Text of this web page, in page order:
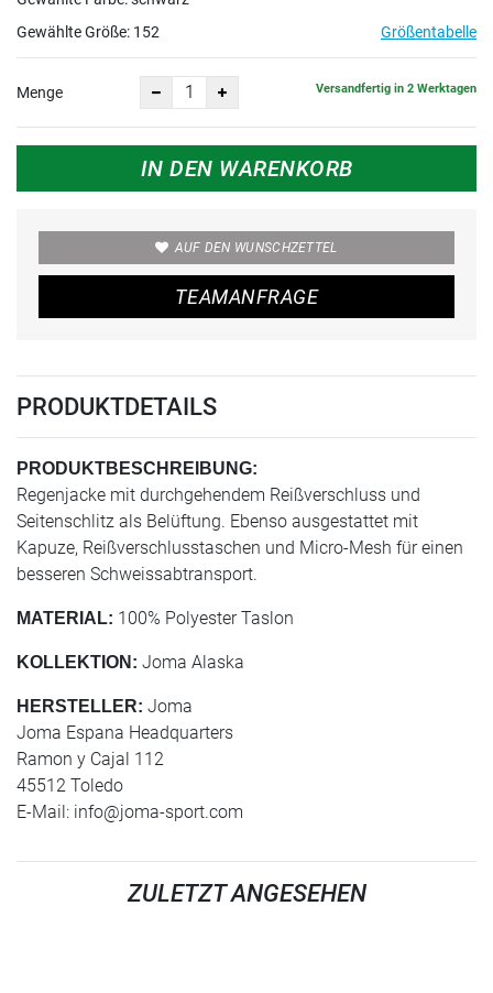
Gewählte Größe: 152 Größentabelle
Menge Versandfertig in 2 Werktagen
IN DEN WARENKORB
AUF DEN WUNSCHZETTEL
TEAMANFRAGE
PRODUKTDETAILS
PRODUKTBESCHREIBUNG:
Regenjacke mit durchgehendem Reißverschluss und
Seitenschlitz als Belüftung. Ebenso ausgestattet mit
Kapuze, Reißverschlusstaschen und Micro-Mesh für einen
besseren Schweissabtransport.
MATERIAL: 100% Polyester Taslon
KOLLEKTION: Joma Alaska
HERSTELLER: Joma
Joma Espana Headquarters
Ramon y Cajal 112
45512 Toledo
E-Mail: info@joma-sport.com
ZULETZT ANGESEHEN